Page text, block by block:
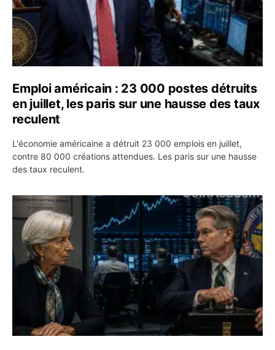
Emploi américain : 23 000 postes détruits
en juillet, les paris sur une hausse des taux
reculent
L'économie américaine a détruit 23 000 emplois en juillet,
contre 80 000 créations attendues. Les paris sur une hausse
des taux reculent.
Yen : Washington a vendu des euros sans prévenir la